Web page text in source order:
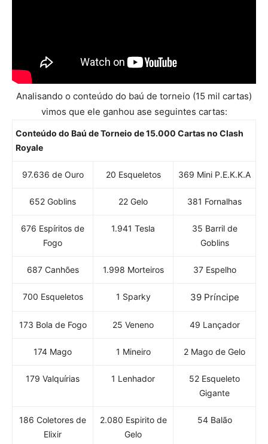
Analisando o conteúdo do baú de torneio (15 mil cartas)
vimos que ele ganhou ase seguintes cartas:
Conteúdo do Baú de Torneio de 15.000 Cartas no Clash
Royale
97.636 de Ouro 20 Esqueletos 369 Mini P.E.K.K.A
652 Goblins 22 Gelo 381 Fornalhas
676 Espíritos de
Fogo
1.941 Tesla
35 Barril de
Goblins
687 Canhões 1.998 Morteiros 37 Espelho
700 Esqueletos 1 Sparky 39 Príncipe
173 Bola de Fogo 25 Veneno 49 Lançador
174 Mago 1 Mineiro 2 Mago de Gelo
179 Valquírias 1 Lenhador
52 Esqueleto
Gigante
186 Coletores de
Elixir
2.080 Espirito de
Gelo
54 Balão